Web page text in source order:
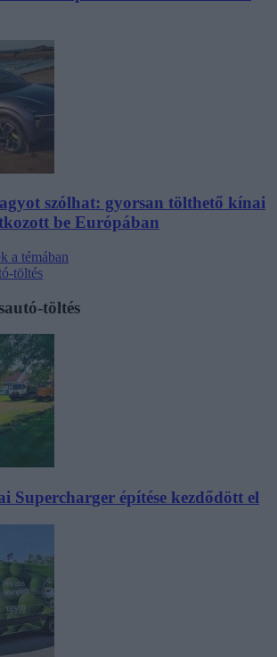
szólhat: gyorsan tölthető kínai
be Európában
a témában
töltés
töltés
Supercharger építése kezdődött el